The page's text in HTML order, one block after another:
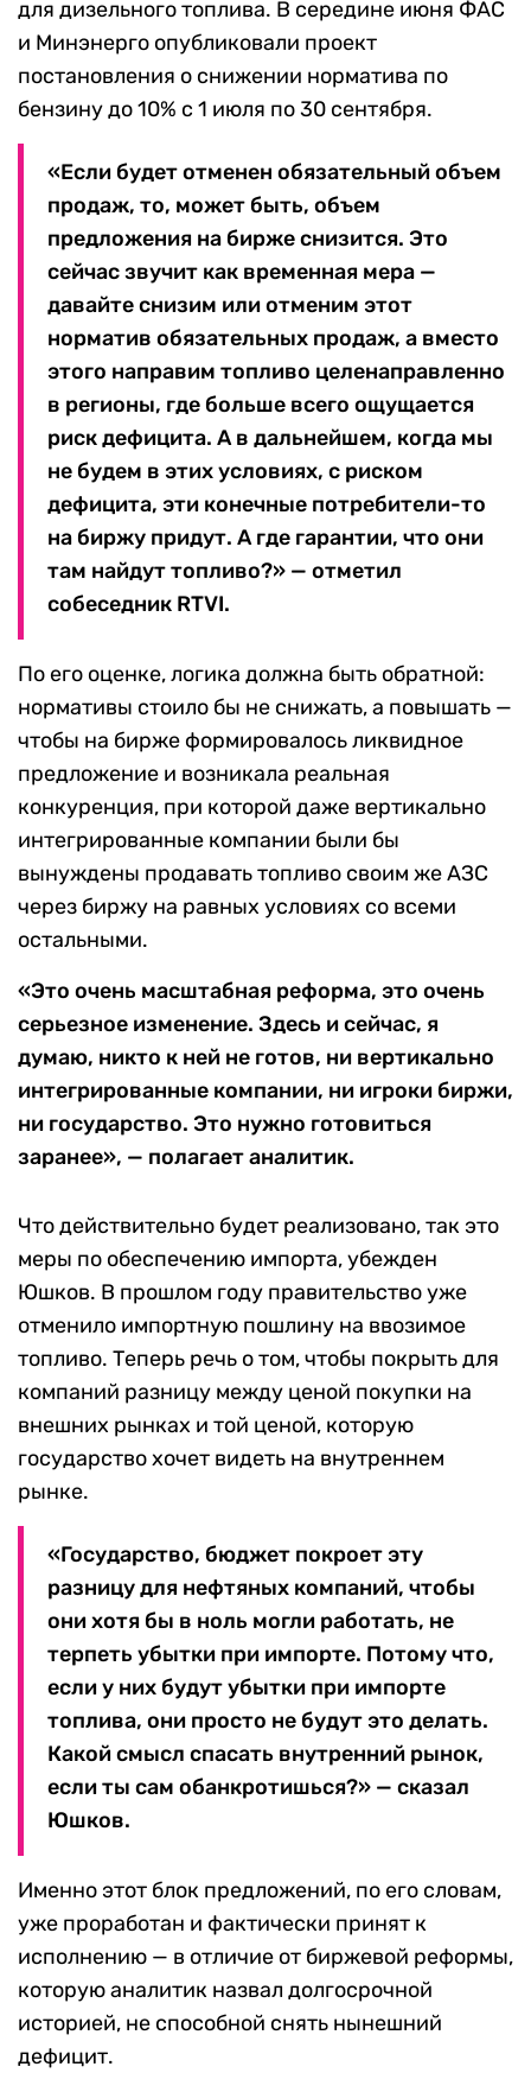
для дизельного топлива. В середине июня ФАС
и Минэнерго опубликовали проект
постановления о снижении норматива по
бензину до 10% с 1 июля по 30 сентября.
«Если будет отменен обязательный объем
продаж, то, может быть, объем
предложения на бирже снизится. Это
сейчас звучит как временная мера —
давайте снизим или отменим этот
норматив обязательных продаж, а вместо
этого направим топливо целенаправленно
в регионы, где больше всего ощущается
риск дефицита. А в дальнейшем, когда мы
не будем в этих условиях, с риском
дефицита, эти конечные потребители-то
на биржу придут. А где гарантии, что они
там найдут топливо?» — отметил
собеседник RTVI.
По его оценке, логика должна быть обратной:
нормативы стоило бы не снижать, а повышать —
чтобы на бирже формировалось ликвидное
предложение и возникала реальная
конкуренция, при которой даже вертикально
интегрированные компании были бы
вынуждены продавать топливо своим же АЗС
через биржу на равных условиях со всеми
остальными.
«Это очень масштабная реформа, это очень
серьезное изменение. Здесь и сейчас, я
думаю, никто к ней не готов, ни вертикально
интегрированные компании, ни игроки биржи,
ни государство. Это нужно готовиться
заранее», — полагает аналитик.
Что действительно будет реализовано, так это
меры по обеспечению импорта, убежден
Юшков. В прошлом году правительство уже
отменило импортную пошлину на ввозимое
топливо. Теперь речь о том, чтобы покрыть для
компаний разницу между ценой покупки на
внешних рынках и той ценой, которую
государство хочет видеть на внутреннем
рынке.
«Государство, бюджет покроет эту
разницу для нефтяных компаний, чтобы
они хотя бы в ноль могли работать, не
терпеть убытки при импорте. Потому что,
если у них будут убытки при импорте
топлива, они просто не будут это делать.
Какой смысл спасать внутренний рынок,
если ты сам обанкротишься?» — сказал
Юшков.
Именно этот блок предложений, по его словам,
уже проработан и фактически принят к
исполнению — в отличие от биржевой реформы,
которую аналитик назвал долгосрочной
историей, не способной снять нынешний
дефицит.